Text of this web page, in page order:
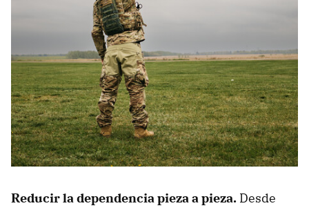
Reducir la dependencia pieza a pieza. Desde